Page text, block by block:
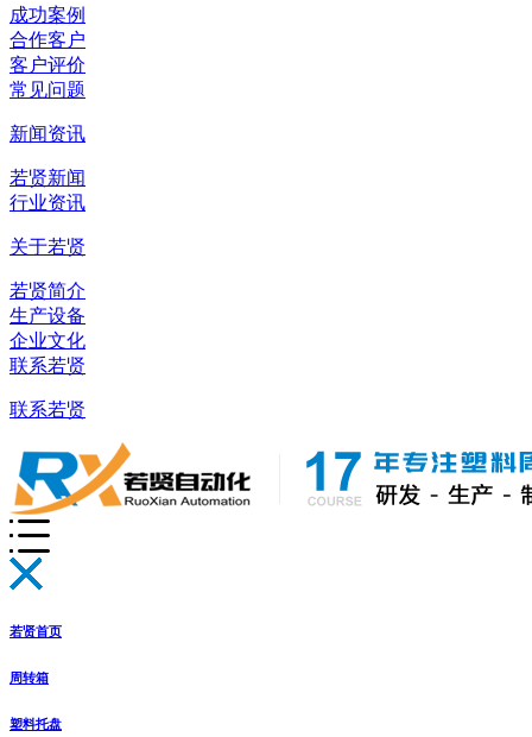
成功案例
合作客户
客户评价
常见问题
新闻资讯
若贤新闻
行业资讯
关于若贤
若贤简介
生产设备
企业文化
联系若贤
联系若贤
若贤首页
周转箱
塑料托盘